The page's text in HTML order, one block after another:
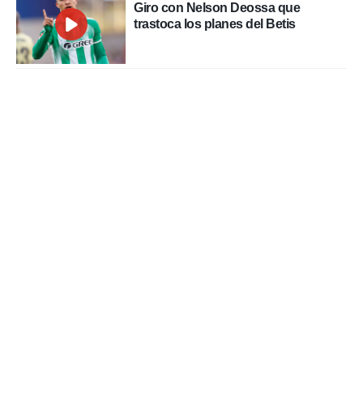
Giro con Nelson Deossa que
trastoca los planes del Betis